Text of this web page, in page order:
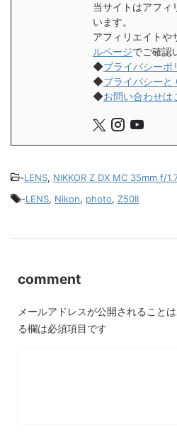
当サイトはアフィ
います。
アフィリエイトや
ルページでご確認
◆プライバシーポ
◆プライバシー
◆お問い合わせは
-LENS, NIKKOR Z DX MC 35mm f/1.7
-LENS, Nikon, photo, Z50II
comment
メールアドレスが公開されることは
る欄は必須項目です